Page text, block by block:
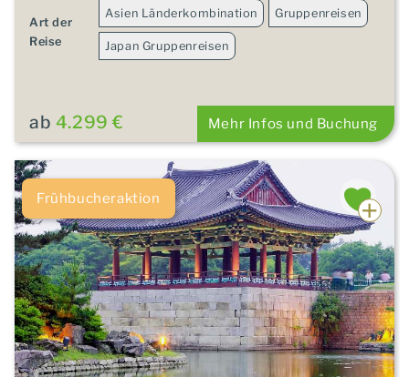
Art der
Reise
Asien Länderkombination Gruppenreisen
Japan Gruppenreisen
ab 4.299 € Mehr Infos und Buchung
Frühbucheraktion